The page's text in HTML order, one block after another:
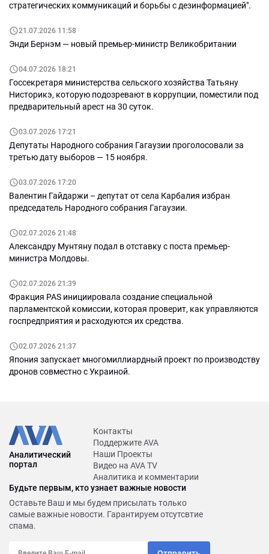
стратегических коммуникаций и борьбы с дезинформацией".
21.07.2026 11:58
Энди Бернэм — новый премьер-министр Великобритании
04.07.2026 18:21
Госсекретаря министерства сельского хозяйства Татьяну
Нисторикэ, которую подозревают в коррупции, поместили под
предварительный арест на 30 суток.
03.07.2026 17:21
Депутаты Народного собрания Гагаузии проголосовали за
третью дату выборов — 15 ноября.
03.07.2026 17:20
Валентин Гайдаржи – депутат от села Карбалия избран
председатель Народного собрания Гагаузии.
02.07.2026 21:48
Александру Мунтяну подал в отставку с поста премьер-
министра Молдовы.
02.07.2026 21:39
Фракция PAS инициировала создание специальной
парламентской комиссии, которая проверит, как управляются
госпредприятия и расходуются их средства.
02.07.2026 21:37
Япония запускает многомиллиардный проект по производству
дронов совместно с Украиной.
Аналитический
портал
Контакты
Поддержите AVA
Наши Проекты
Видео на AVA TV
Аналитика и комментарии
Будьте первым, кто узнает важные новости
Оставьте Ваш и мы будем присылать только
самые важные новости. Гарантируем отсутсвтие
спама.